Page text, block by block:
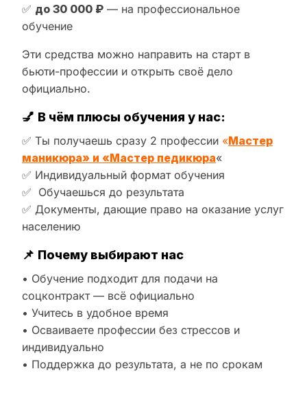
✅ до 30 000 ₽ — на профессиональное
обучение
Эти средства можно направить на старт в
бьюти-профессии и открыть своё дело
официально.
💅 В чём плюсы обучения у нас:
✅ Ты получаешь сразу 2 профессии «Мастер
маникюра» и «Мастер педикюра«
✅ Индивидуальный формат обучения
✅ Обучаешься до результата
✅ Документы, дающие право на оказание услуг
населению
📌 Почему выбирают нас
• Обучение подходит для подачи на
соцконтракт — всё официально
• Учитесь в удобное время
• Осваиваете профессии без стрессов и
индивидуально
• Поддержка до результата, а не по срокам